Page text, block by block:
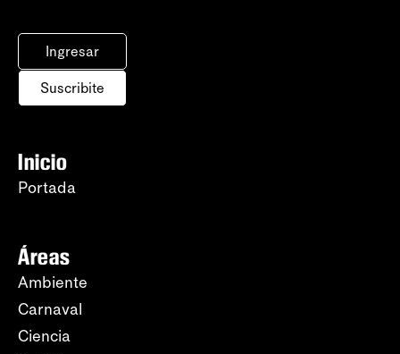
Ingresar
Suscribite
Inicio
Portada
Áreas
Ambiente
Carnaval
Ciencia